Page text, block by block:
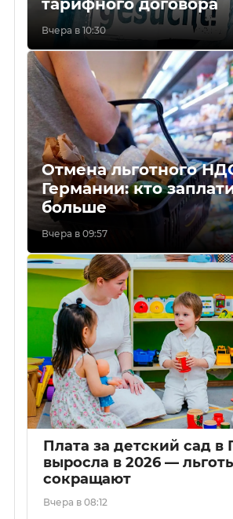
Вчера в 10:30
Отмена льготного
Германии: кто
больше
Вчера в 09:57
Плата за детский сад в
выросла в 2026 —
сокращают
Вчера в 08:12